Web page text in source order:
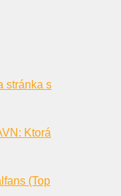
stránka s
Ktorá
(Top